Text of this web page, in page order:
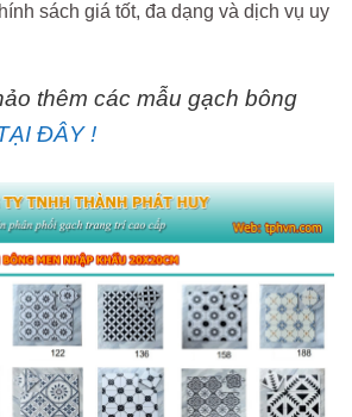
sách giá tốt, đa dạng và dịch vụ uy
thêm các mẫu gạch bông
ĐÂY !